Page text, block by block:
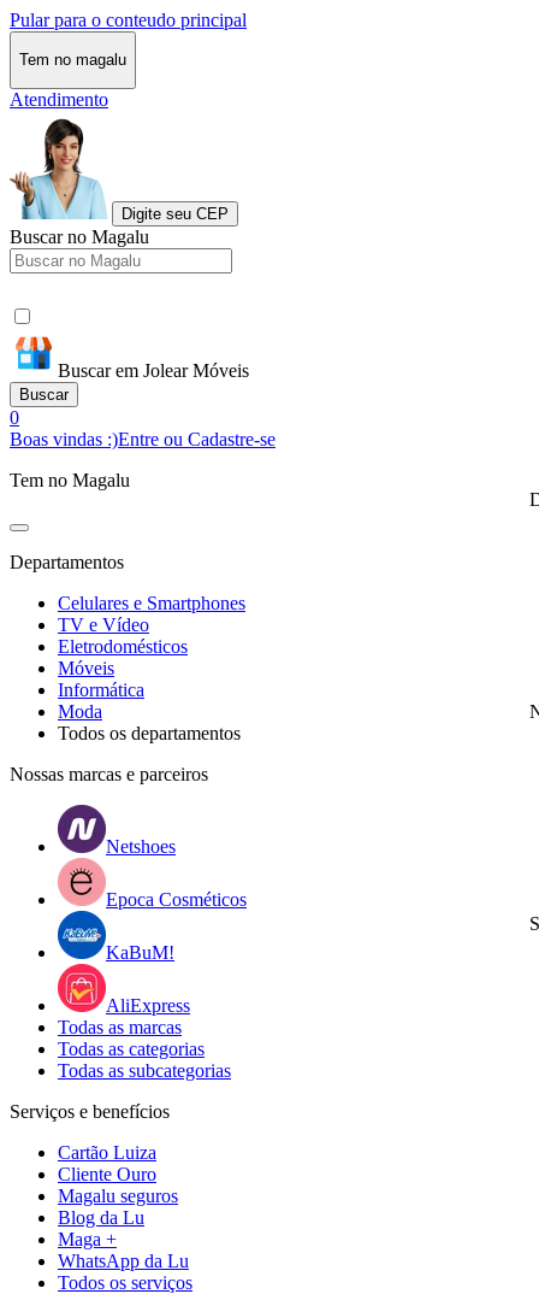
Pular para o conteudo principal
Tem no magalu
Atendimento
Digite seu CEP
Buscar no Magalu
Buscar em Jolear Móveis
Buscar
0
Boas vindas :)Entre ou Cadastre-se
Tem no Magalu
Departamentos
Celulares e Smartphones
TV e Vídeo
Eletrodomésticos
Móveis
Informática
Moda
Todos os departamentos
Nossas marcas e parceiros
Netshoes
Epoca Cosméticos
KaBuM!
AliExpress
Todas as marcas
Todas as categorias
Todas as subcategorias
Serviços e benefícios
Cartão Luiza
Cliente Ouro
Magalu seguros
Blog da Lu
Maga +
WhatsApp da Lu
Todos os serviços